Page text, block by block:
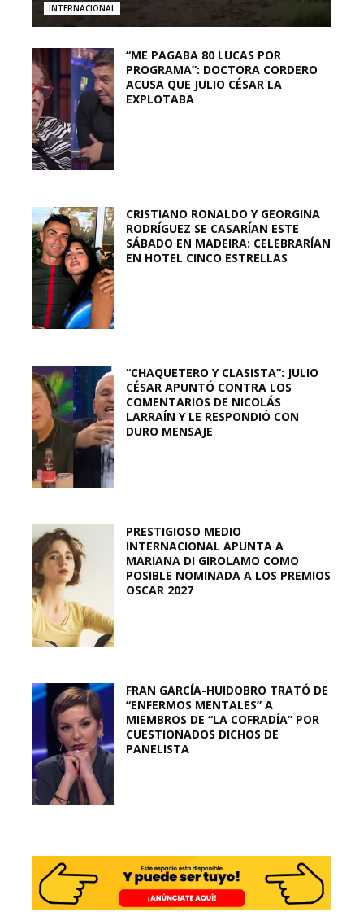
INTERNACIONAL
“ME PAGABA 80 LUCAS POR
PROGRAMA”: DOCTORA CORDERO
ACUSA QUE JULIO CÉSAR LA
EXPLOTABA
CRISTIANO RONALDO Y GEORGINA
RODRÍGUEZ SE CASARÍAN ESTE
SÁBADO EN MADEIRA: CELEBRARÍAN
EN HOTEL CINCO ESTRELLAS
“CHAQUETERO Y CLASISTA”: JULIO
CÉSAR APUNTÓ CONTRA LOS
COMENTARIOS DE NICOLÁS
LARRAÍN Y LE RESPONDIÓ CON
DURO MENSAJE
PRESTIGIOSO MEDIO
INTERNACIONAL APUNTA A
MARIANA DI GIROLAMO COMO
POSIBLE NOMINADA A LOS PREMIOS
OSCAR 2027
FRAN GARCÍA-HUIDOBRO TRATÓ DE
“ENFERMOS MENTALES” A
MIEMBROS DE “LA COFRADÍA” POR
CUESTIONADOS DICHOS DE
PANELISTA